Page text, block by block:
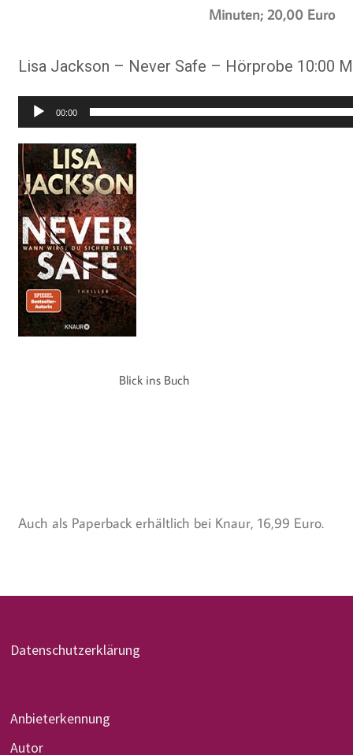
Minuten; 20,00 Euro
Lisa Jackson – Never Safe – Hörprobe 10:00
Audio-
Player
00:00
Blick ins Buch
Auch als Paperback erhältlich bei Knaur, 16,99 Euro.
Datenschutzerklärung
Anbieterkennung
Autor